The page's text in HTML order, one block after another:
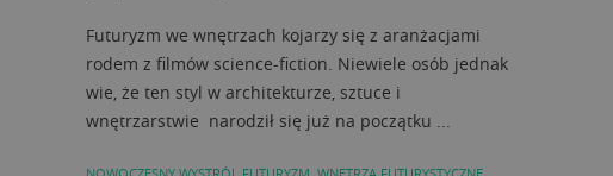
Futuryzm we wnętrzach kojarzy się z aranżacjami
rodem z filmów science-fiction. Niewiele osób jednak
wie, że ten styl w architekturze, sztuce i
wnętrzarstwie narodził się już na początku ...